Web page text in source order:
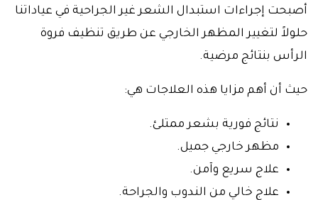
أصبحت إجراءات استبدال الشعر غير الجراحية في عياداتنا
حلولاً لتغيير المظهر الخارجي عن طريق تنظيف فروة
الرأس بنتائج مرضية.
حيث أن أهم مزايا هذه العلاجات هي:
نتائج فورية بشعر ممتلئ.
مظهر خارجي جميل.
علاج سريع وآمن.
علاج خالي من الندوب والجراحة.